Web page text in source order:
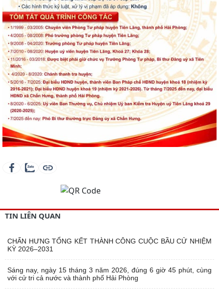
TIN LIÊN QUAN
CHẤN HƯNG TỔNG KẾT THÀNH CÔNG CUỘC BẦU CỬ NHIỆM
KỲ 2026–2031
Sáng nay, ngày 15 tháng 3 năm 2026, đúng 6 giờ 45 phút, cùng
với cử tri cả nước và thành phố Hải Phòng